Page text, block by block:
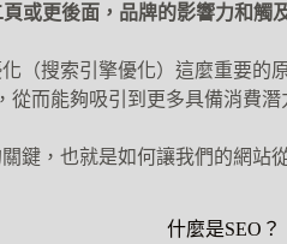
或更後面，品牌的影響力和觸
（搜索引擎優化）這麼重要的
從而能夠吸引到更多具備消費
鍵，也就是如何讓我們的網站
什麼是SEO？